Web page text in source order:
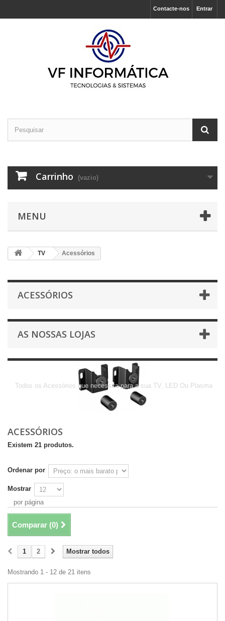
Entrar
Contacte-nos
Carrinho (vazio)
MENU
TV Acessórios
ACESSÓRIOS
AS NOSSAS LOJAS
Acessórios
Todos os Acessórios que necessita para a sua TV, LED Ou Plasma
ACESSÓRIOS
Existem 21 produtos.
Ordenar por
Mostrar
por página
Comparar (0)
Mostrar todos
1 2
Mostrando 1 - 12 de 21 itens